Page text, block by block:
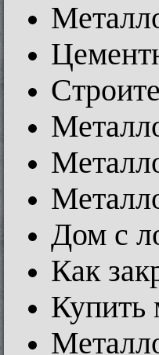
Дом с
Как
Купить